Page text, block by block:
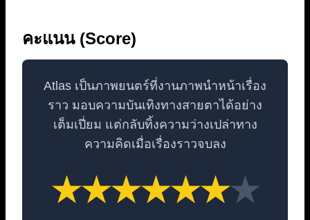
คะแนน (Score)
Atlas เป็นภาพยนตร์ที่งานภาพนำหน้าเรื่อง
ราว มอบความบันเทิงทางสายตาได้อย่าง
เต็มเปี่ยม แต่กลับทิ้งความว่างเปล่าทาง
ความคิดเมื่อเรื่องราวจบลง
★★★★★★★